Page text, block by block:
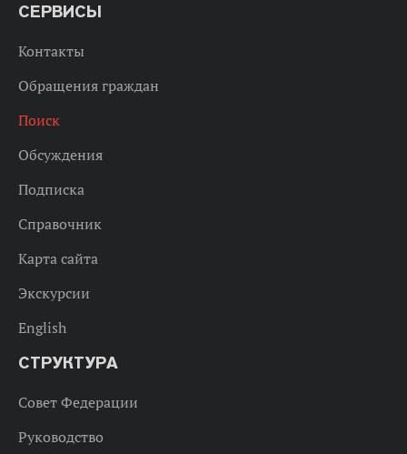
СЕРВИСЫ
Контакты
Обращения граждан
Поиск
Обсуждения
Подписка
Справочник
Карта сайта
Экскурсии
English
СТРУКТУРА
Совет Федерации
Руководство